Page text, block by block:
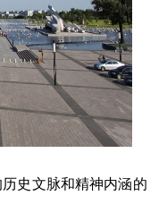
史文脉和精神内涵的